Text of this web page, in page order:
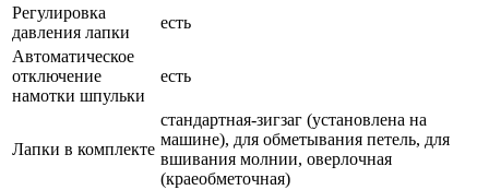
Регулировка
давления лапки
есть
Автоматическое
отключение
намотки шпульки
есть
Лапки в комплекте
стандартная-зигзаг (установлена на
машине), для обметывания петель, для
вшивания молнии, оверлочная
(краеобметочная)